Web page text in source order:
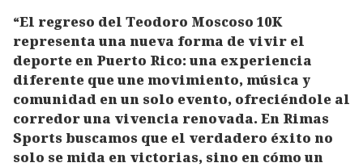
“El regreso del Teodoro Moscoso 10K
representa una nueva forma de vivir el
deporte en Puerto Rico: una experiencia
diferente que une movimiento, música y
comunidad en un solo evento, ofreciéndole al
corredor una vivencia renovada. En Rimas
Sports buscamos que el verdadero éxito no
solo se mida en victorias, sino en cómo un